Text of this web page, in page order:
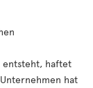
entsteht, haftet
Unternehmen hat